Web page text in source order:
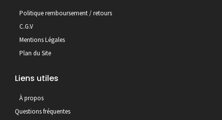
Politique remboursement / retours
C.G.V
Mentions Légales
Plan du Site
Liens utiles
À propos
Questions fréquentes